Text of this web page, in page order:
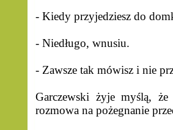
- Kiedy przyjedziesz do
- Niedługo, wnusiu.
- Zawsze tak mówisz i nie
Garczewski żyje myślą,
rozmowa na pożegnanie